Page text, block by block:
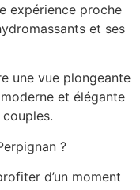
expérience proche
et ses
une vue plongeante
et élégante
?
d’un moment